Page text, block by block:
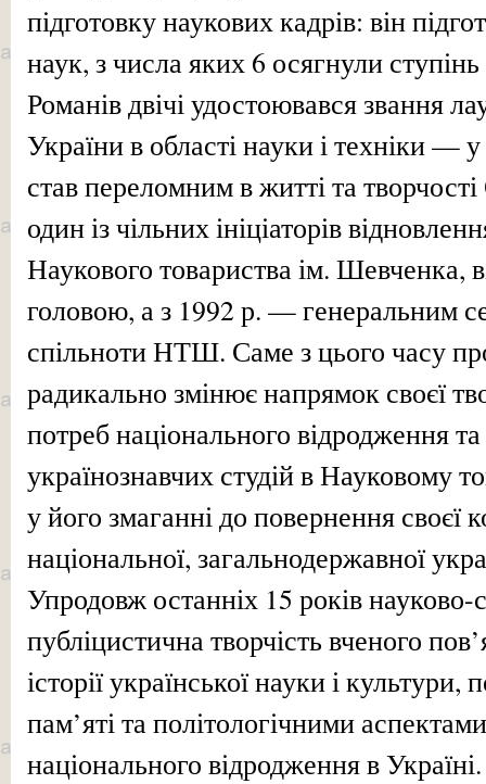
підготовку наукових кадрів: він
наук, з числа яких 6 осягнули
Романів двічі удостоювався звання
України в області науки і техніки —
став переломним в житті та
один із чільних ініціаторів
Наукового товариства ім. Шевченка,
головою, а з 1992 р. — генеральним
спільноти НТШ. Саме з цього часу
радикально змінює напрямок своєї
потреб національного відродження
українознавчих студій в Науковому
у його змаганні до повернення своєї
національної, загальнодержавної
Упродовж останніх 15 років науково-
публіцистична творчість вченого
історії української науки і
пам’яті та політологічними
національного відродження в